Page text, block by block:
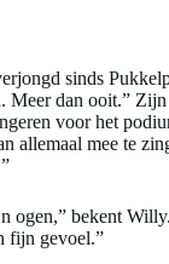
sinds
Meer dan ooit.”
voor het
allemaal mee te
ogen,” bekent
fijn gevoel.”